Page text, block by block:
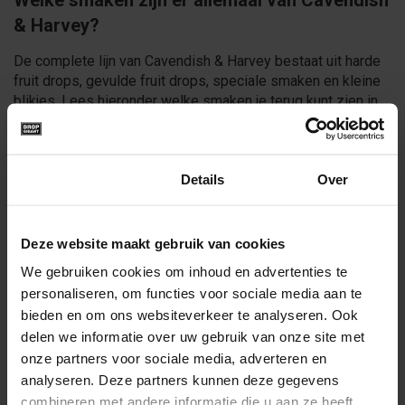
Details Over
Deze website maakt gebruik van cookies
We gebruiken cookies om inhoud en advertenties te
personaliseren, om functies voor sociale media aan te
bieden en om ons websiteverkeer te analyseren. Ook
delen we informatie over uw gebruik van onze site met
onze partners voor sociale media, adverteren en
analyseren. Deze partners kunnen deze gegevens
combineren met andere informatie die u aan ze heeft
& Harvey?
De complete lijn van Cavendish & Harvey bestaat uit harde
fruit drops, gevulde fruit drops, speciale smaken en kleine
blikjes. Lees hieronder welke smaken je terug kunt zien in
het assortiment snoepjes van Cavendish & Harvey.
Sour Cherry
Sour Lemon
Fruity Orange
Pink Grapefruit
Juicy Apple
Rhubarb Vanilla